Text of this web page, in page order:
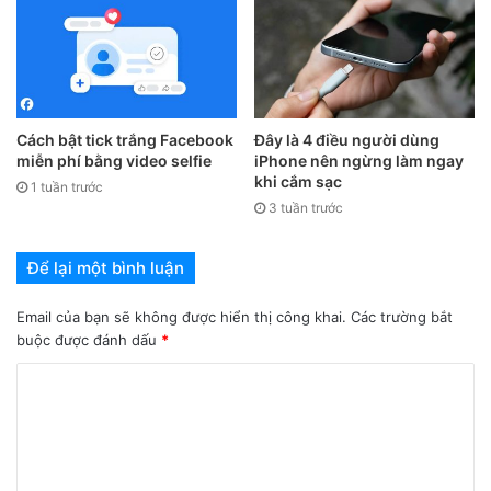
nén video trên iPhone
Cách nén video trên iPhone
không thể bỏ qua là
Clipchamp Utilities. Ứng dụng cung cấp bộ công cụ trực
tuyến trong đó có cả ghi hình và chuyển đổi video. Khi đó,
công cụ tự động xác định định dạng video và mức độ nén
của video để cân đối chất lượng hình ảnh đầu ra. Ngoài ra,
công cụ này miễn phí nén hoặc chuyển đổi đồng loạt số
Cách bật tick trắng Facebook
miễn phí bằng video selfie
1 tuần trước
Đây là 4 điều người dùng
iPhone nên ngừng làm ngay
khi cắm sạc
3 tuần trước
Để lại một bình luận
Email của bạn sẽ không được hiển thị công khai. Các trường bắt
buộc được đánh dấu *